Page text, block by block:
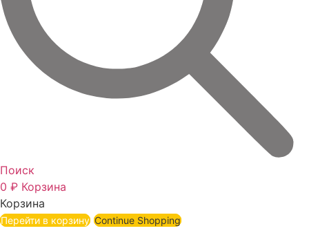
Поиск
0 ₽ Корзина
Корзина
Перейти в корзину Continue Shopping